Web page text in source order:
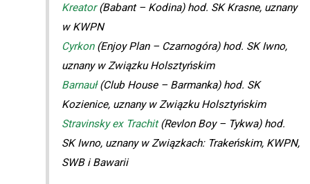
Kreator(Babant – Kodina) hod. SK Krasne, uznany
w KWPN
Cyrkon(Enjoy Plan – Czarnogóra) hod. SK Iwno,
uznany w Związku Holsztyńskim
Barnauł(Club House – Barmanka) hod. SK
Kozienice, uznany w Związku Holsztyńskim
Stravinsky ex Trachit(Revlon Boy – Tykwa) hod.
SK Iwno, uznany w Związkach: Trakeńskim, KWPN,
SWB i Bawarii